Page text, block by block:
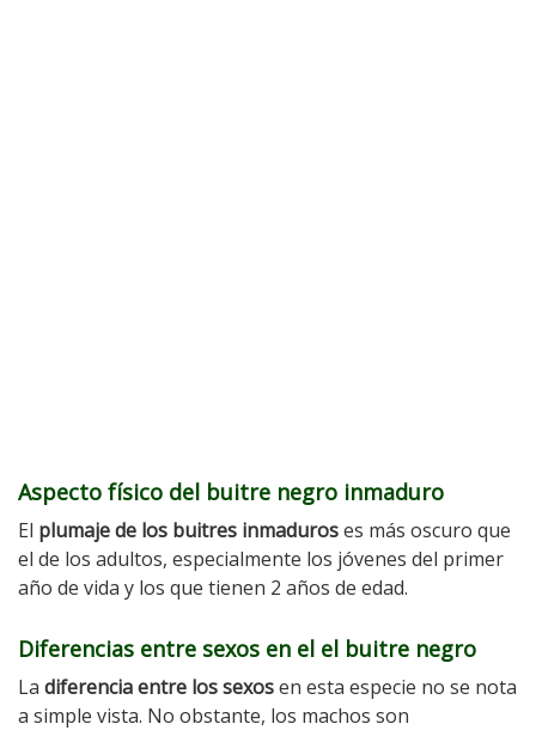
Aspecto físico del buitre negro inmaduro
El plumaje de los buitres inmaduroses más oscuro que
el de los adultos, especialmente los jóvenes del primer
año de vida y los que tienen 2 años de edad.
Diferencias entre sexos en el el buitre negro
La diferencia entre los sexosen esta especie no se nota
a simple vista. No obstante, los machos son